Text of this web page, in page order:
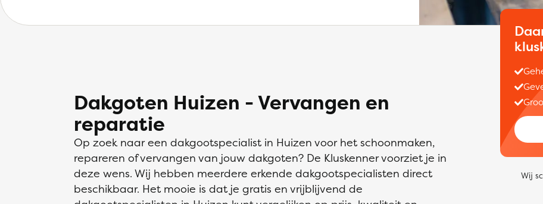
Dakgoten Huizen - Vervangen en
reparatie
Op zoek naar een dakgootspecialist in Huizen voor het schoonmaken,
repareren of vervangen van jouw dakgoten? De Kluskenner voorziet je in
deze wens. Wij hebben meerdere erkende dakgootspecialisten direct
beschikbaar. Het mooie is dat je gratis en vrijblijvend de
Wij